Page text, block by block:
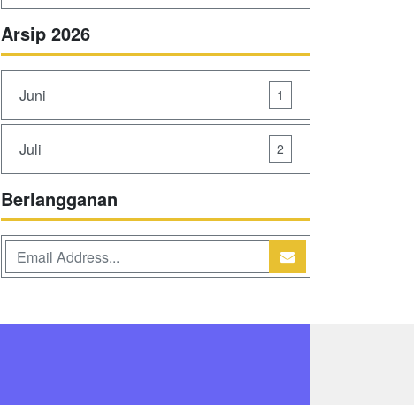
Arsip 2026
Juni 1
Juli 2
Berlangganan